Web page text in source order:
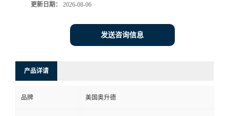
更新日期： 2026-08-06
发送咨询信息
产品详请
品牌 美国奥升德